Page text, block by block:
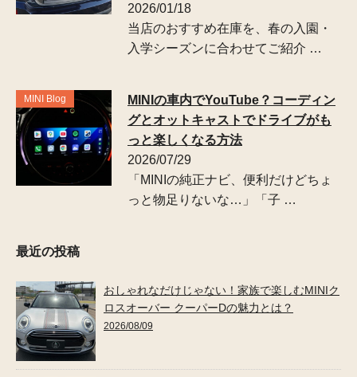
2026/01/18
当店のおすすめ在庫を、春の入園・
入学シーズンに合わせてご紹介 …
MINI Blog
MINIの車内でYouTube？コーディン
グとオットキャストでドライブがも
っと楽しくなる方法
2026/07/29
「MINIの純正ナビ、便利だけどちょ
っと物足りないな…」「子 …
最近の投稿
おしゃれなだけじゃない！家族で楽しむMINIク
ロスオーバー クーパーDの魅力とは？
2026/08/09